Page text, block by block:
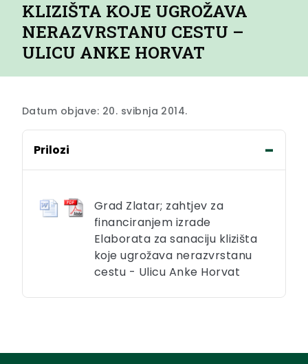
KLIZIŠTA KOJE UGROŽAVA
NERAZVRSTANU CESTU –
ULICU ANKE HORVAT
Datum objave: 20. svibnja 2014.
Prilozi
Grad Zlatar; zahtjev za
financiranjem izrade
Elaborata za sanaciju klizišta
koje ugrožava nerazvrstanu
cestu - Ulicu Anke Horvat